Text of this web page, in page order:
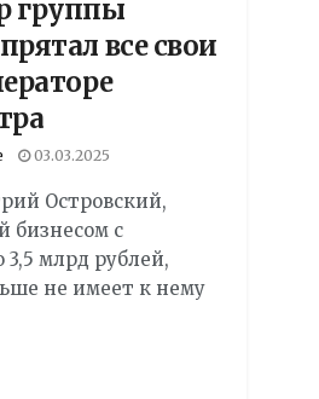
группы
все свои
03.03.2025
Островский,
бизнесом с
3,5 млрд рублей,
не имеет к нему